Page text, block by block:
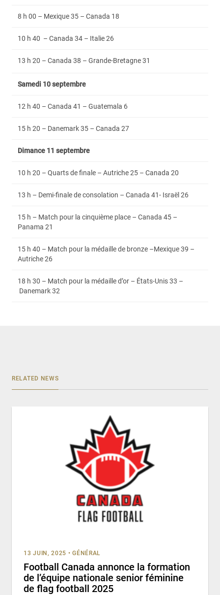
8 h 00 – Mexique 35 – Canada 18
10 h 40 – Canada 34 – Italie 26
13 h 20 – Canada 38 – Grande-Bretagne 31
Samedi 10 septembre
12 h 40 – Canada 41 – Guatemala 6
15 h 20 – Danemark 35 – Canada 27
Dimance 11 septembre
10 h 20 – Quarts de finale – Autriche 25 – Canada 20
13 h – Demi-finale de consolation – Canada 41- Israël 26
15 h – Match pour la cinquième place – Canada 45 –
Panama 21
15 h 40 – Match pour la médaille de bronze –Mexique 39 –
Autriche 26
18 h 30 – Match pour la médaille d’or – États-Unis 33 –
Danemark 32
RELATED NEWS
13 JUIN, 2025 • GÉNÉRAL
Football Canada annonce la formation
de l’équipe nationale senior féminine
de flag football 2025